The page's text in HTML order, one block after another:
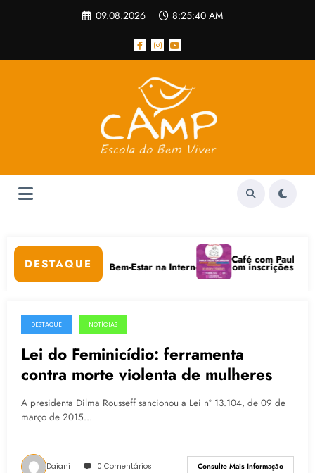
09.08.2026 8:25:40 AM
DESTAQUE
Digitais e Bem-Estar na Internet está com inscrições abertas
Café com Paulo Freire
17.03.2015
DESTAQUE NOTÍCIAS
Lei do Feminicídio: ferramenta
contra morte violenta de mulheres
A presidenta Dilma Rousseff sancionou a Lei nº 13.104, de 09 de
março de 2015…
Daiani 0 Comentários Consulte Mais Informação